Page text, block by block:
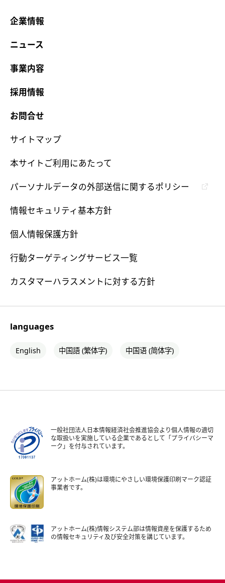
企業情報
ニュース
事業内容
採用情報
お問合せ
サイトマップ
本サイトご利用にあたって
パーソナルデータの外部送信に関するポリシー
情報セキュリティ基本方針
個人情報保護方針
行動ターゲティングサービス一覧
カスタマーハラスメントに対する方針
languages
English 中国語 (繁体字) 中国语 (简体字)
一般社団法人日本情報経済社会推進協会より個人情報の適切
な取扱いを実施している企業であるとして「プライバシーマ
ーク」を付与されています。
アットホーム(株)は環境にやさしい環境保護印刷マーク認証
事業者です。
アットホーム(株)情報システム部は情報資産を保護するため
の情報セキュリティ及び安全対策を講じています。